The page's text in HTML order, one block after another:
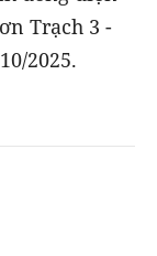
Trạch 3 -
2025.